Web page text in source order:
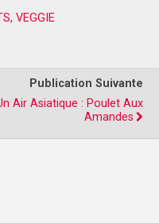
, VEGGIE
Publication Suivante
Air Asiatique : Poulet Aux
Amandes